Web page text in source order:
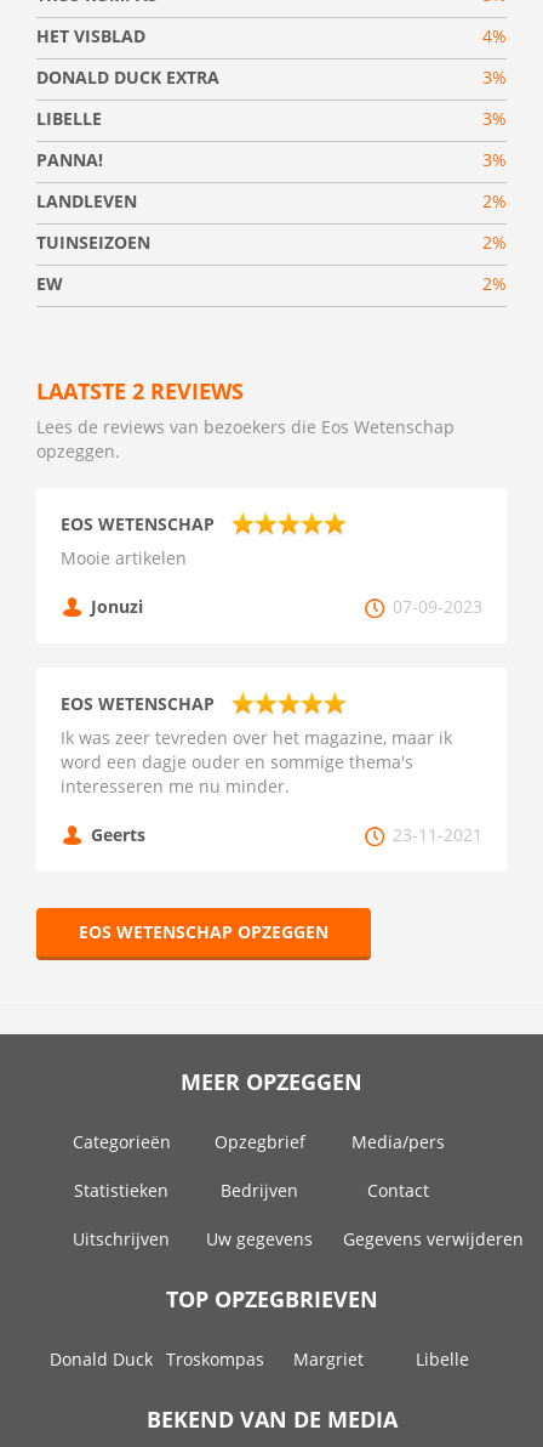
HET VISBLAD
4%
DONALD DUCK EXTRA
3%
LIBELLE
3%
PANNA!
3%
LANDLEVEN
2%
TUINSEIZOEN
2%
EW
2%
LAATSTE 2 REVIEWS
Lees de reviews van bezoekers die Eos Wetenschap
opzeggen.
EOS WETENSCHAP
Mooie artikelen
Jonuzi 07-09-2023
EOS WETENSCHAP
Ik was zeer tevreden over het magazine, maar ik
word een dagje ouder en sommige thema's
interesseren me nu minder.
Geerts 23-11-2021
EOS WETENSCHAP OPZEGGEN
MEER OPZEGGEN
Categorieën Opzegbrief Media/pers
Statistieken Bedrijven Contact
Uitschrijven Uw gegevens Gegevens verwijderen
TOP OPZEGBRIEVEN
Donald Duck Troskompas Margriet Libelle
BEKEND VAN DE MEDIA